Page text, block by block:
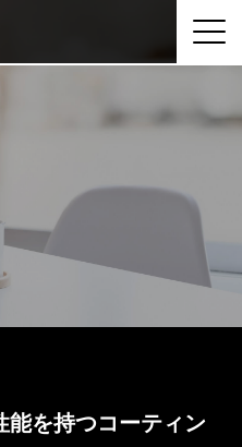
能を持つコーティン